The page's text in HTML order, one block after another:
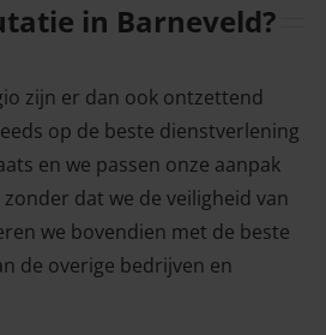
in Barneveld?
zijn er dan ook ontzettend
op de beste dienstverlening
en we passen onze aanpak
dat we de veiligheid van
we bovendien met de beste
de overige bedrijven en